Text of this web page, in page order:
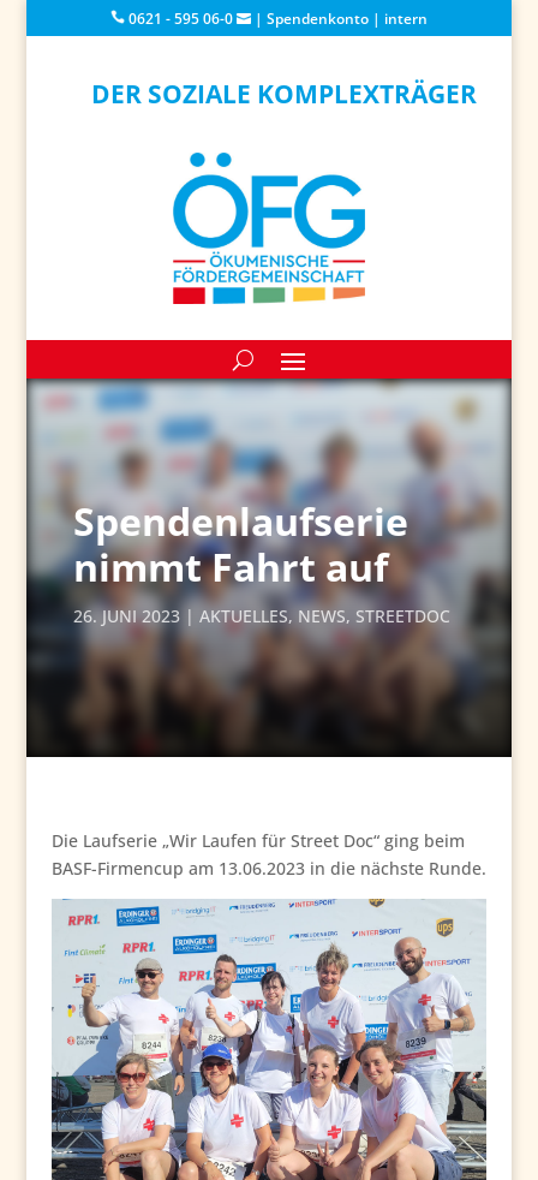
0621 - 595 06-0 | Spendenkonto| intern
DER SOZIALE KOMPLEXTRÄGER
Spendenlaufserie
nimmt Fahrt auf
26. JUNI 2023 AKTUELLES, NEWS, STREETDOC
Die Laufserie „Wir Laufen für Street Doc“ ging beim
BASF-Firmencup am 13.06.2023 in die nächste Runde.